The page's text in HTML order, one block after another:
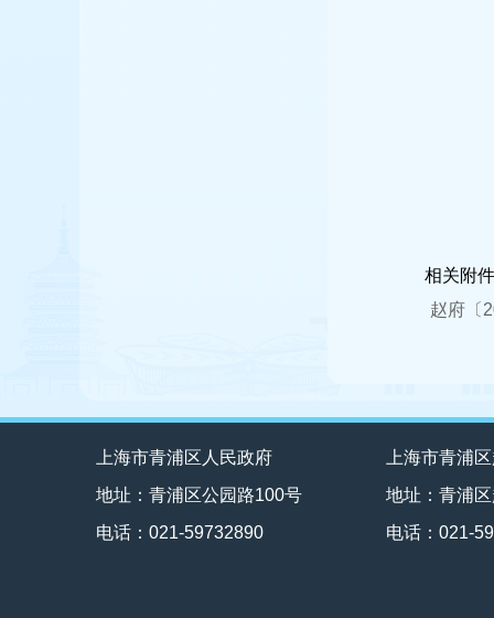
相关附件
赵府〔
上海市青浦区人民政府
地址：青浦区公园路100号
电话：021-59732890
上海市青浦
地址：青浦
电话：021-